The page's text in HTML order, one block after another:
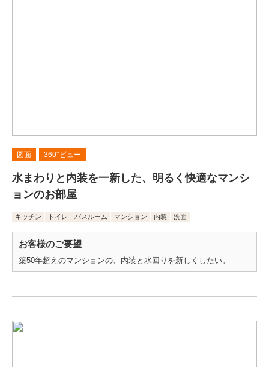
図面 360°ビュー
水まわりと内装を一新した、明るく快適なマンシ
ョンのお部屋
キッチン トイレ バスルーム マンション 内装 洗面
お客様のご要望
築50年超えのマンションの、内装と水回りを新しくしたい。